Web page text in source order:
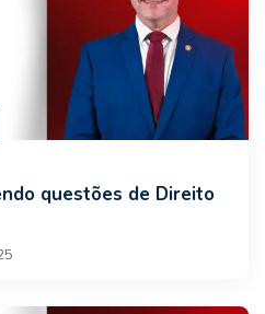
questões de Direito